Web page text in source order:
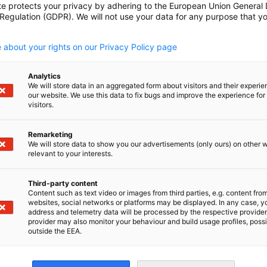
neuer Märkte im Ausland werden sie
Interessen der gesamten deutschen
und IHKs sowie AHKs stärkt die Position
protects your privacy by adhering to the European Union General
(GDPR). We will not use your data for any purpose that
about your rights on our Privacy Policy page
Analytics
We will store data in an aggregated form about visitors and their
our website. We use this data to fix bugs and improve the experience for
visitors.
Remarketing
We will store data to show you our advertisements (only ours) on other
relevant to your interests.
Third-party content
Content such as text video or images from third parties, e.g. content
websites, social networks or platforms may be displayed. In any case,
address and telemetry data will be processed by the respective
provider may also monitor your behaviour and build usage profiles,
outside the EEA.